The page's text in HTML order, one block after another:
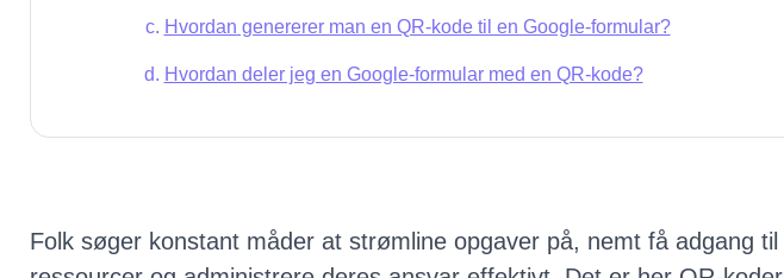
Hvordan genererer man en QR-kode til en Google-formular?
Hvordan deler jeg en Google-formular med en QR-kode?
Folk søger konstant måder at strømline opgaver på, nemt få adgang til